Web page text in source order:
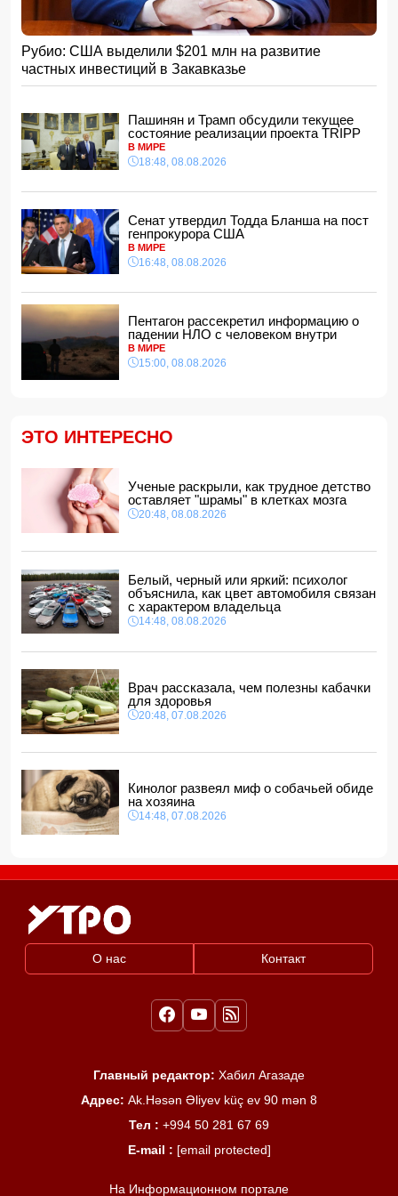
Умер отец Лионеля Месси
15:28, 08.08.2026
Хикмет Гаджиев: Ильхам Алиев одержал победу и в
войне, и в мире- ВИДЕО
15:08, 08.08.2026
Пентагон рассекретил информацию о падении НЛО с
человеком внутри
15:00, 08.08.2026
Белый, черный или яркий: психолог объяснила, как цвет
14:48, 08.08.2026
Зеленский встретился с Вучичем
14:40, 08.08.2026
В Азербайджане ожидается жара до 41 градуса —
объявлено предупреждение
14:34, 08.08.2026
В Агдашском районе расследуется конфликт, связанный
с церемонией помолвки с участием
несовершеннолетней
14:28, 08.08.2026
Найдено тело утонувшего в море 16-летнего юноши
обвинений в адрес Инфантино
ВС РФ взяли под контроль Ивановку в Харьковской
области
14:04, 08.08.2026
Прогноз погоды в Азербайджане на 9 августа
14:00, 08.08.2026
Никол Пашинян позвонил Ильхаму Алиеву
12:48, 08.08.2026
СМИ: США ищут на Кубе фигуру для повторения
"венесуэльского сценария"
Рубио: США выделили $201 млн на развитие
частных инвестиций в Закавказье
Пашинян и Трамп обсудили текущее
состояние реализации проекта TRIPP
В МИРЕ
18:48, 08.08.2026
Сенат утвердил Тодда Бланша на пост
генпрокурора США
В МИРЕ
16:48, 08.08.2026
Пентагон рассекретил информацию о
падении НЛО с человеком внутри
В МИРЕ
15:00, 08.08.2026
ЭТО ИНТЕРЕСНО
Ученые раскрыли, как трудное детство
оставляет "шрамы" в клетках мозга
20:48, 08.08.2026
Белый, черный или яркий: психолог
объяснила, как цвет автомобиля связан
с характером владельца
14:48, 08.08.2026
Врач рассказала, чем полезны кабачки
для здоровья
20:48, 07.08.2026
Кинолог развеял миф о собачьей обиде
на хозяина
14:48, 07.08.2026
О нас Контакт
Главный редактор: Хабил Агазаде
Адрес: Ak.Həsən Əliyev küç ev 90 mən 8
Тел : +994 50 281 67 69
E-mail : [email protected]
На Информационном портале